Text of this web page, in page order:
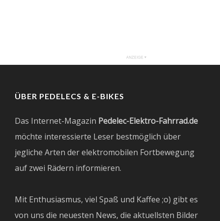
ÜBER PEDELECS & E-BIKES
Das Internet-Magazin Pedelec-Elektro-Fahrrad.de
möchte interessierte Leser bestmöglich über
jegliche Arten der elektromobilen Fortbewegung
auf zwei Rädern informieren.
Mit Enthusiasmus, viel Spaß und Kaffee ;o) gibt es
von uns die neuesten News, die aktuellsten Bilder